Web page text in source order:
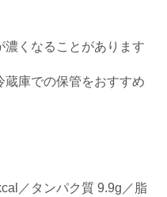
くなることがあります
庫での保管をおすすめ
／タンパク質 9.9g／脂